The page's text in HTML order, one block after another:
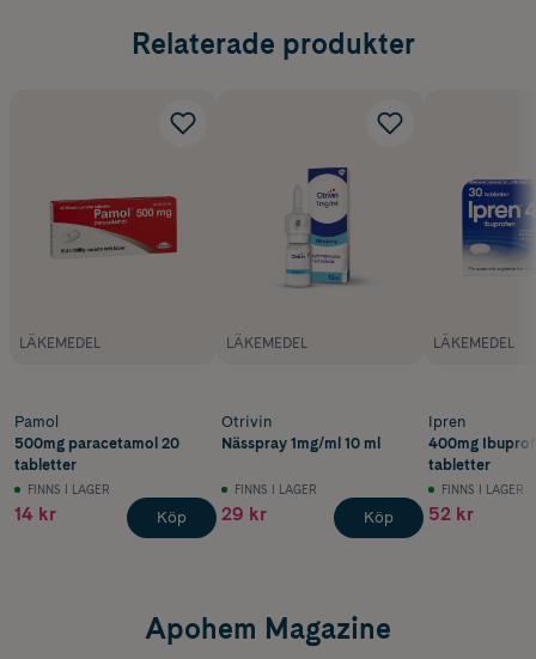
Relaterade produkter
LÄKEMEDEL
Pamol
500mg paracetamol 20
tabletter
FINNS I LAGER
14 kr Köp
LÄKEMEDEL
Otrivin
Nässpray 1mg/ml 10 ml
FINNS I LAGER
29 kr Köp
LÄKEMEDEL
Ipren
400mg
tabletter
FINNS I LAGER
52 kr
Apohem Magazine